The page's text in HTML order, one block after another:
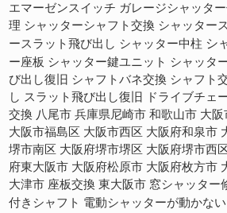
エマーゼンスイッチ ガレージシャッタ
理 シャッターシャフト交換 シャッター
ースラット飛び出し シャッター中柱 シ
ー座板 シャッター鍵ユニット シャッタ
び出し復旧 シャフトバネ交換 シャフト
し スラット飛び出し復旧 ドライブチェ
交換 八尾市 兵庫県尼崎市 和歌山市 大阪
大阪市福島区 大阪市西区 大阪府和泉市
堺市南区 大阪府堺市堺区 大阪府堺市西
府東大阪市 大阪府松原市 大阪府枚方市
大津市 座板交換 東大阪市 窓シャッター
付きシャフト 電動シャッターが動かない